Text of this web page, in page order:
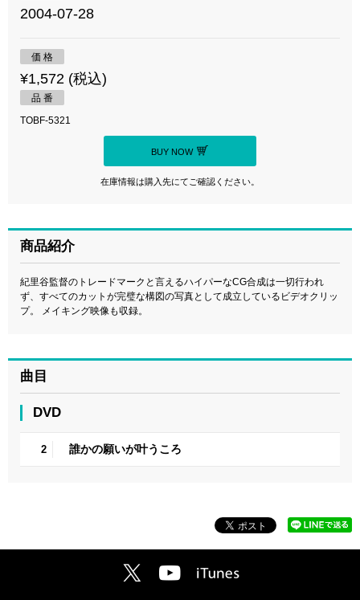
2004-07-28
価 格
¥1,572 (税込)
品 番
TOBF-5321
BUY NOW
在庫情報は購入先にてご確認ください。
商品紹介
紀里谷監督のトレードマークと言えるハイパーなCG合成は一切行われ
ず、すべてのカットが完璧な構図の写真として成立しているビデオクリッ
プ。 メイキング映像も収録。
曲目
DVD
2 誰かの願いが叶うころ